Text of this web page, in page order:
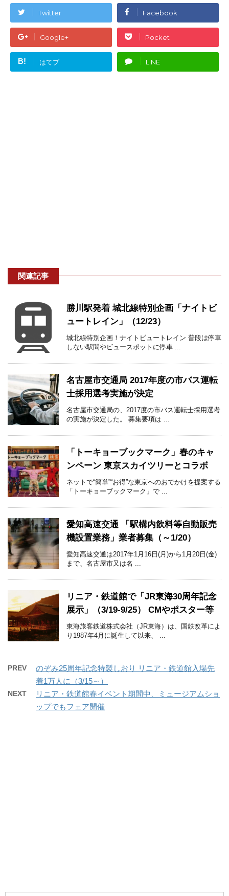
Twitter Facebook
Google+ Pocket
B! はてブ LINE
関連記事
勝川駅発着 城北線特別企画「ナイトビ
ュートレイン」（12/23）
城北線特別企画！ナイトビュートレイン 普段は停車
しない駅間やビュースポットに停車 ...
名古屋市交通局 2017年度の市バス運転
士採用選考実施が決定
名古屋市交通局の、2017度の市バス運転士採用選考
の実施が決定した。 募集要項は ...
「トーキョーブックマーク」春のキャ
ンペーン 東京スカイツリーとコラボ
ネットで“簡単”“お得”な東京へのおでかけを提案する
「トーキョーブックマーク」で ...
愛知高速交通 「駅構内飲料等自動販売
機設置業務」業者募集（～1/20）
愛知高速交通は2017年1月16日(月)から1月20日(金)
まで、名古屋市又は名 ...
リニア・鉄道館で「JR東海30周年記念
展示」（3/19-9/25） CMやポスター等
東海旅客鉄道株式会社（JR東海）は、国鉄改革によ
り1987年4月に誕生して以来、 ...
PREV
のぞみ25周年記念特製しおり リニア・鉄道館入場先
着1万人に（3/15～）
NEXT
リニア・鉄道館春イベント期間中、ミュージアムショ
ップでもフェア開催